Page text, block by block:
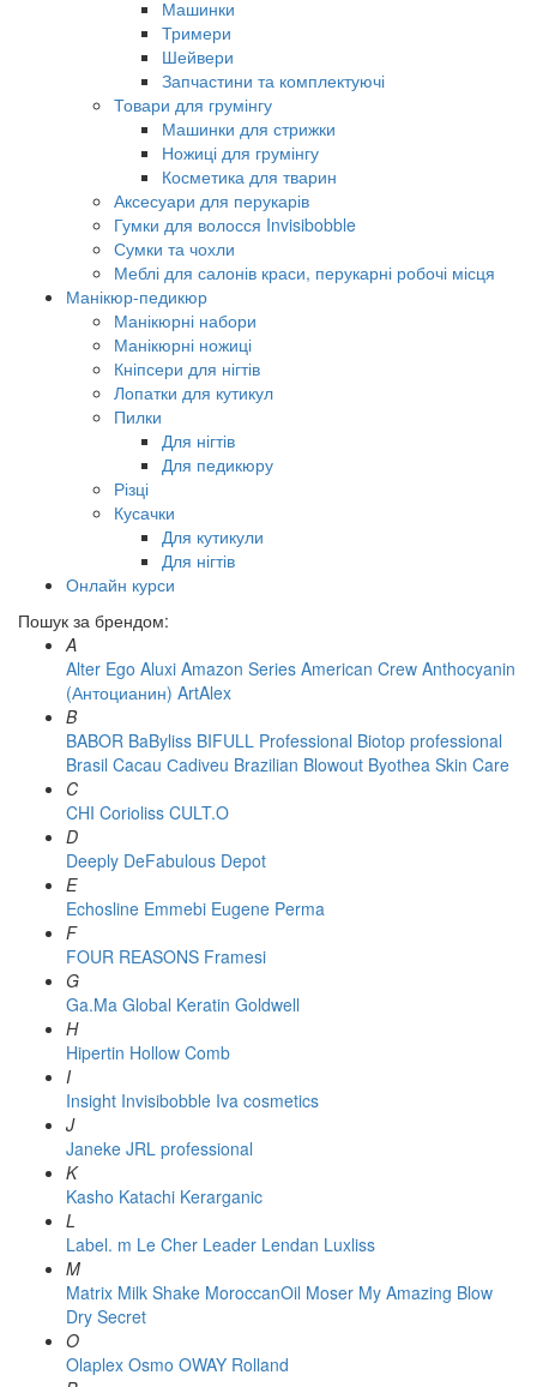
Машинки
Тримери
Шейвери
Запчастини та комплектуючі
Товари для грумінгу
Машинки для стрижки
Ножиці для грумінгу
Косметика для тварин
Аксесуари для перукарів
Гумки для волосся Invisibobble
Сумки та чохли
Меблі для салонів краси, перукарні робочі місця
Манікюр-педикюр
Манікюрні набори
Манікюрні ножиці
Кніпсери для нігтів
Лопатки для кутикул
Пилки
Для нігтів
Для педикюру
Різці
Кусачки
Для кутикули
Для нігтів
Онлайн курси
Пошук за брендом:
A
Alter Ego Aluxi Amazon Series American Crew Anthocyanin
(Антоцианин) ArtAlex
B
BABOR BaByliss BIFULL Professional Biotop professional
Brasil Cacau Сadiveu Brazilian Blowout Byothea Skin Care
C
CHI Corioliss CULT.O
D
Deeply DeFabulous Depot
E
Echosline Emmebi Eugene Perma
F
FOUR REASONS Framesi
G
Ga.Ma Global Keratin Goldwell
H
Hipertin Hollow Comb
I
Insight Invisibobble Iva cosmetics
J
Janeke JRL professional
K
Kasho Katachi Kerarganic
L
Label. m Le Cher Leader Lendan Luxliss
M
Matrix Milk Shake MoroccanOil Moser My Amazing Blow
Dry Secret
O
Olaplex Osmo OWAY Rolland